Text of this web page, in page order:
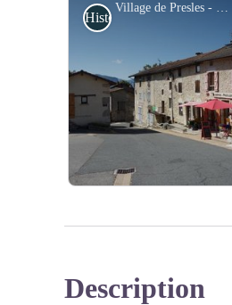
Voir
Village de Presles - Nicolas Antoine/PNRV
Voir
Histoire et patrimoine
Description